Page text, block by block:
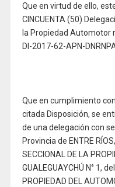
Que en virtud de ello,
CINCUENTA (50)
la Propiedad Automotor
DI-2017-62-APN-
Que en cumplimiento
citada Disposición, se
de una delegación con
Provincia de ENTRE
SECCIONAL DE LA
GUALEGUAYCHÚ N° 1,
PROPIEDAD DEL